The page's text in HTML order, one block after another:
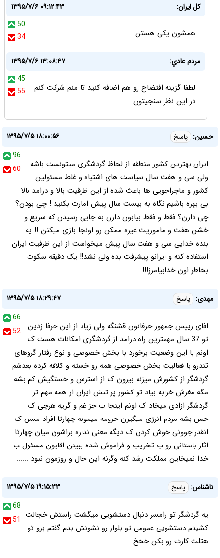
کل ایران:
۱۳۹۵/۷/۶ ۰۹:۱۲:۴۳
50
34
همشون یکی هستن
مردم عادي:
۱۳۹۵/۷/۶ ۱۳:۰۸:۴۷
45
55
لطفا گزينه افتضاح رو هم اضافه كنيد تا منم شركت كنم
در اين نظر سنجيتون
حسین: پاسخ
۱۳۹۵/۷/۵ ۱۸:۰۰:۵۶
96
60
ایران بهترین کشور منطقه از لحاظ گردشگری میتونست باشه
ولی سی و هفت سال سیاست های اشتباه و غلط مسئولین
کشور و ماجراجویی ها باعث شده از این ظرقیت بالا و درامد بالا
بی بهره باشیم نگاه به بیست سال پیش امارت بکنید ! چی بودن؟
چی دارن؟ فقط و فقط بیابون دارن به جایی رسیدن که سریع و
خشن هفت و ماموریت غیره ممکن رو اونجا بازی میکنن !! یه
بنده خدایی سی و هفت سال پیش میخواست از این ظرفیت ایران
استفاده کنه و ایرانو پیشرفت بده ولی نشد!! یک دقیقه سکوت
بخاطر اون خدابیامرز!!!
مهدی: پاسخ
۱۳۹۵/۷/۵ ۱۸:۲۹:۴۷
66
52
افای رییس جمهور حرفاتون قشنگه ولی زیاد از این حرفا زدین
تو 37 سال مهمترین راه درامد از گردشگری امکانات هست ک
اونم با این وضعیت برخورد با بخش خصوصی و نوع رفتار گروهای
تندرو با فعالیت بخش خصوصی همه رو خسته و کلافه کرده بعدشم
گردشگر از کشورش میزنه بیرون ک از استرس و خستگیش کم بشه
مگه مغزش خرابه بیاد تو کشور پر تنش ایران از همه مهم تر
گردشگر ازادی میخاد ک اونم اینجا ب جز غم و گریه هرچی ک
حس بشه مردم انرژی میگیرن حرومه میمونه چهارتا افراد مسن ک
انقدر جوونی خوش کردن ک دیگه معنی نداره براشون میان چهارتا
اثار باستانی رو ب تخریب و فراموش شده ببینن اقایون مسئول ب
خدا نمیخاین مملکت رشد کنه وگرنه این حال و روزمون نبود ......
ناشناس: پاسخ
۱۳۹۵/۷/۵ ۱۹:۱۵:۳۳
68
51 یه گردشگر تو رامسر دنبال دستشویی میگشت راستش خجالت
کشیدم دستشویی عمومی تو بلوار رو نشونش بدم گفتم برو تو
هتلت کارت رو بکن خخخ